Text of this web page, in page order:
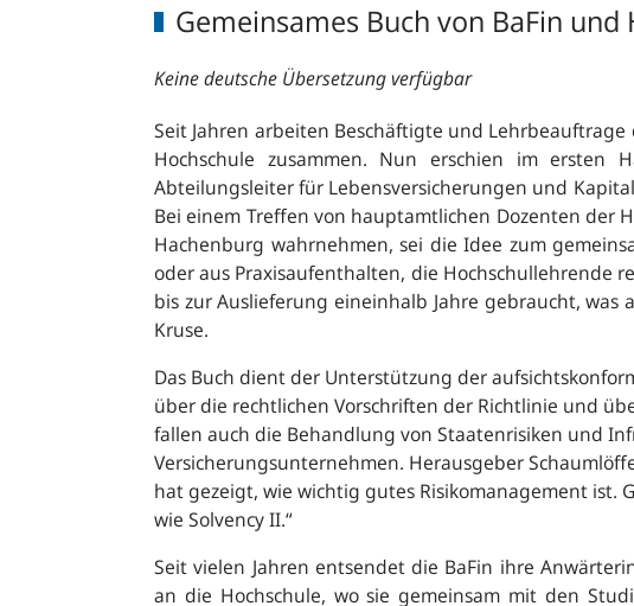
Gemeinsames Buch von BaFin
Keine deutsche Übersetzung verfügbar
Seit Jahren arbeiten Beschäftigte und
Hochschule zusammen. Nun erschien im ersten
Abteilungsleiter für Lebensversicherungen und
Bei einem Treffen von hauptamtlichen Dozenten der
Hachenburg wahrnehmen, sei die Idee zum
oder aus Praxisaufenthalten, die Hochschullehrende
bis zur Auslieferung eineinhalb Jahre gebraucht,
Kruse.
Das Buch dient der Unterstützung der
über die rechtlichen Vorschriften der Richtlinie und
fallen auch die Behandlung von Staatenrisiken und
Versicherungsunternehmen. Herausgeber
hat gezeigt, wie wichtig gutes Risikomanagement ist.
wie Solvency II.“
Seit vielen Jahren entsendet die BaFin ihre
an die Hochschule, wo sie gemeinsam mit den